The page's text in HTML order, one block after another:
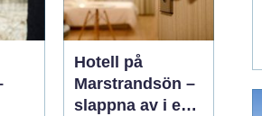
Hotell på
Marstrandsön –
slappna av i en